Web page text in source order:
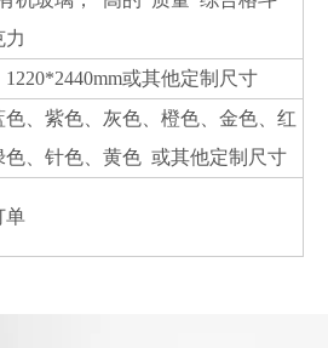
力
1220*2440mm或其他定制尺寸
、紫色、灰色、橙色、金色、红
色、针色、黄色 或其他定制尺寸
单